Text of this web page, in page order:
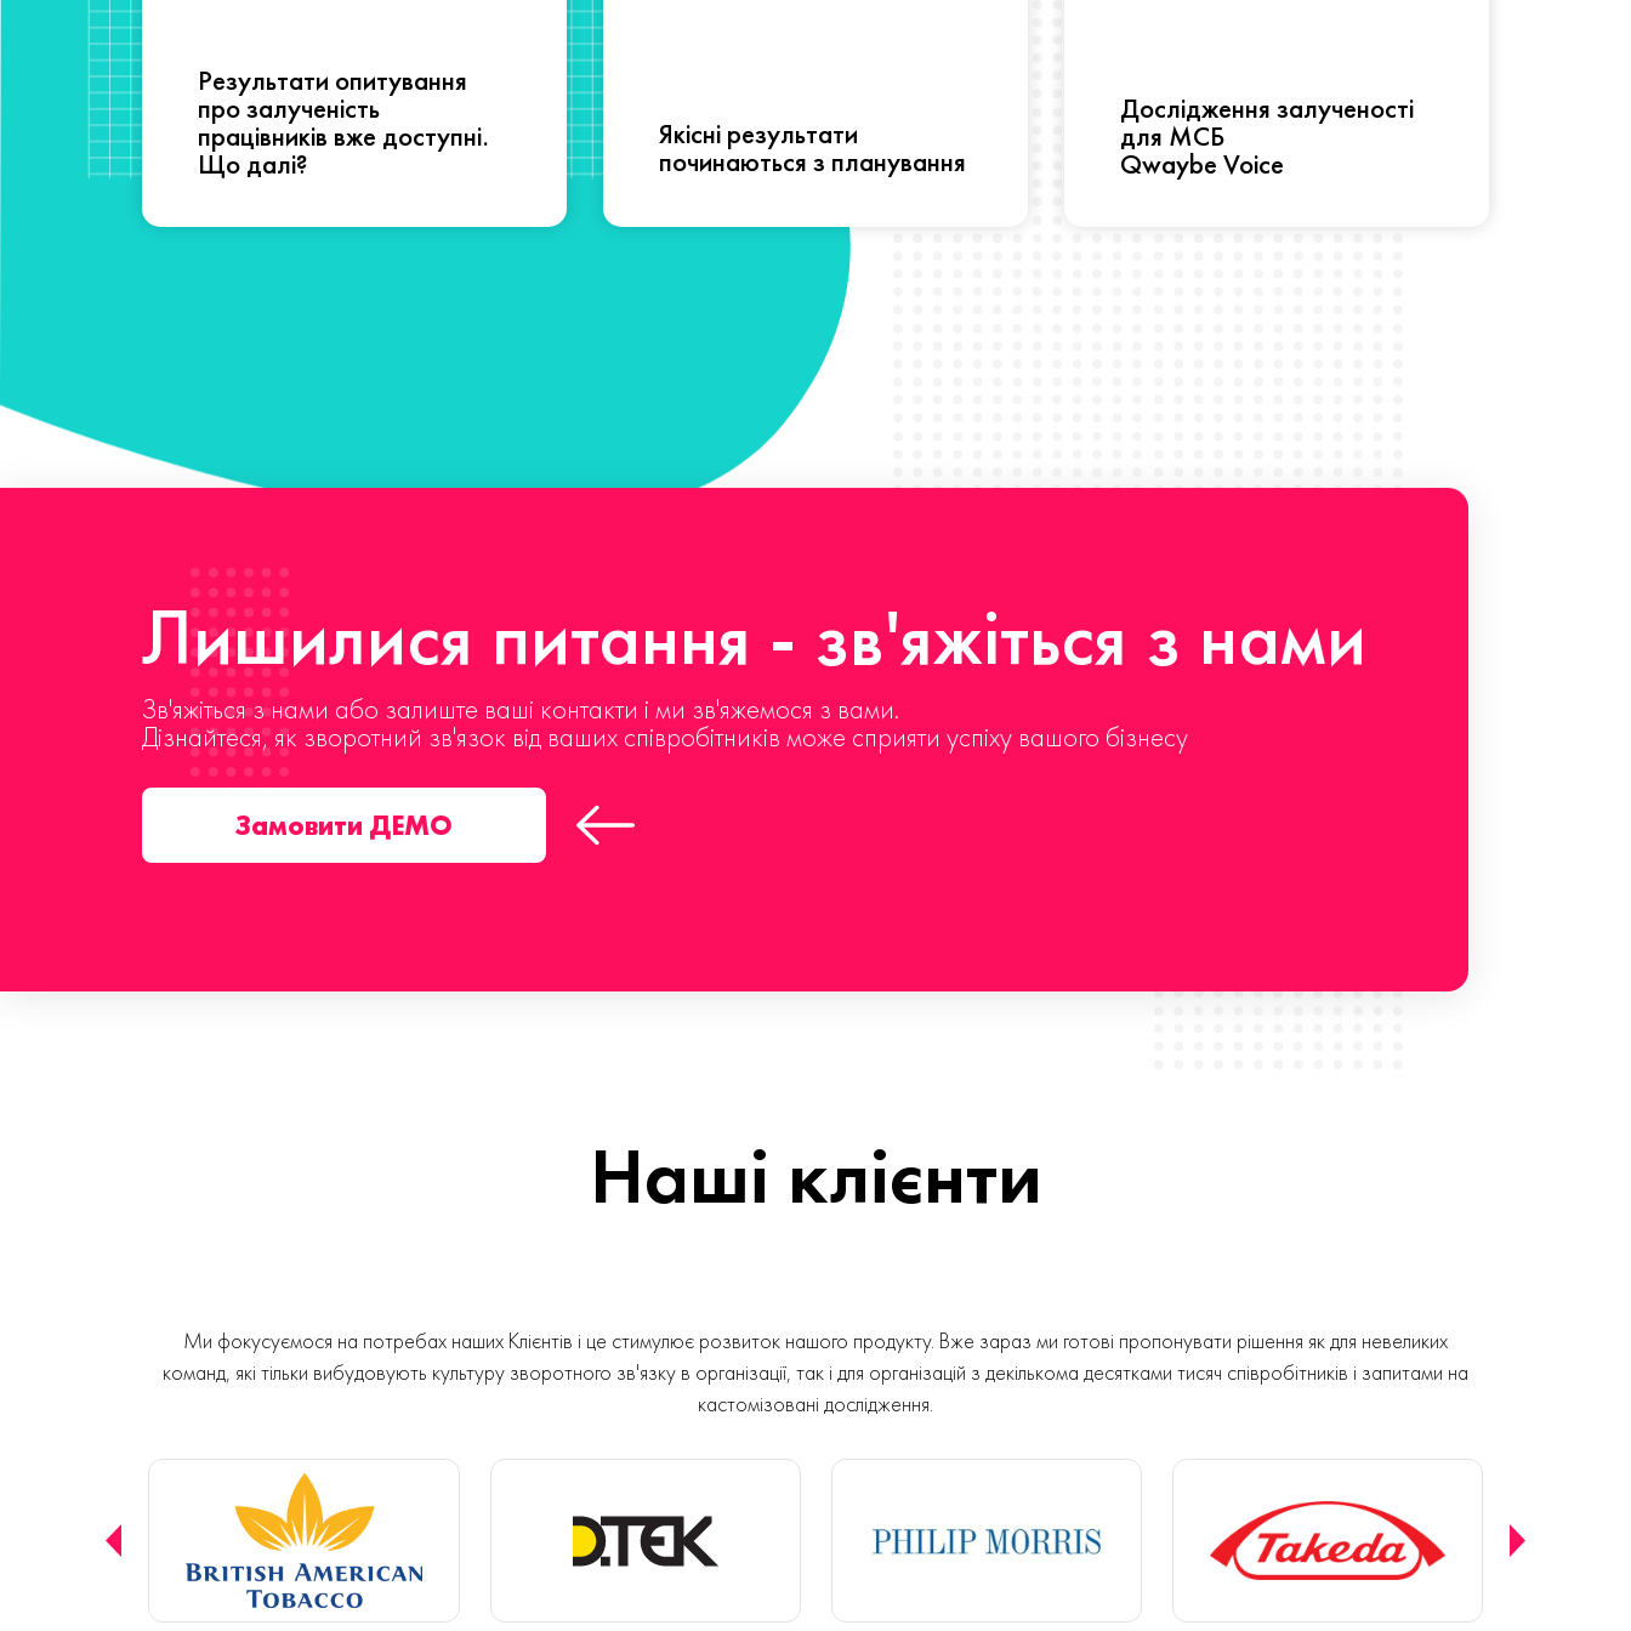
Результати опитування
про залученість
працівників вже доступні.
Що далі?
Якісні результати
починаються з планування
Дослідження залученості
для МСБ
Qwaybe Voice
Лишилися питання - зв'яжіться з нами
Зв'яжіться з нами або залиште ваші контакти і ми зв'яжемося з вами.
Дізнайтеся, як зворотний зв'язок від ваших співробітників може сприяти успіху вашого бізнесу
Замовити ДЕМО
Наші клієнти
Ми фокусуємося на потребах наших Клієнтів і це стимулює розвиток нашого продукту. Вже зараз ми готові пропонувати рішення як для невеликих
команд, які тільки вибудовують культуру зворотного зв'язку в організації, так і для організацій з декількома десятками тисяч співробітників і запитами на
кастомізовані дослідження.